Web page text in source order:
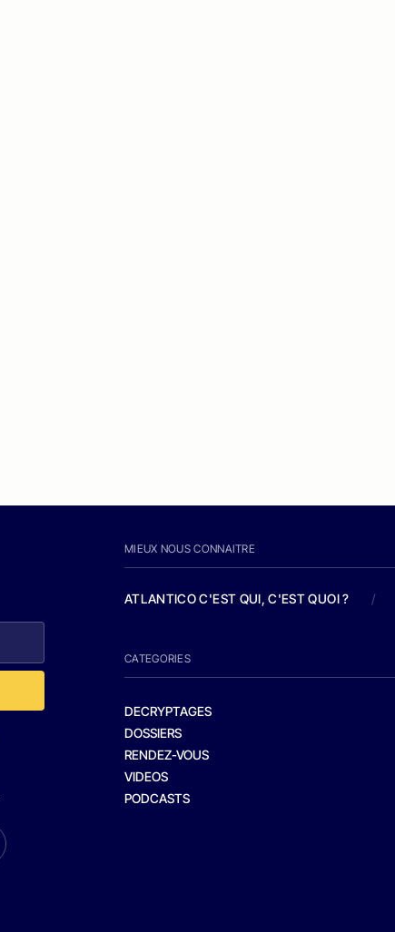
MIEUX NOUS CONNAITRE
ATLANTICO C'EST QUI, C'EST QUOI ? /
CATEGORIES
DECRYPTAGES
DOSSIERS
RENDEZ-VOUS
VIDEOS
PODCASTS